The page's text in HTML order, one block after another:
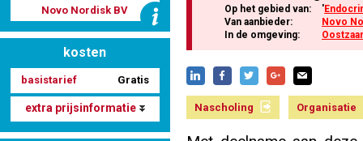
Nascholing aanmelden
Novo Nordisk BV
kosten
basistarief Gratis
extra prijsinformatie
Op het gebied van: '
Van aanbieder:
Novo
In de omgeving:
Nascholing Organisatie